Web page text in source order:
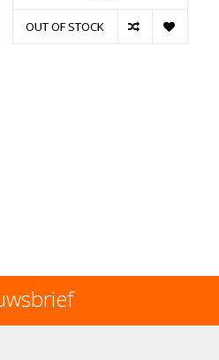
OUT OF STOCK